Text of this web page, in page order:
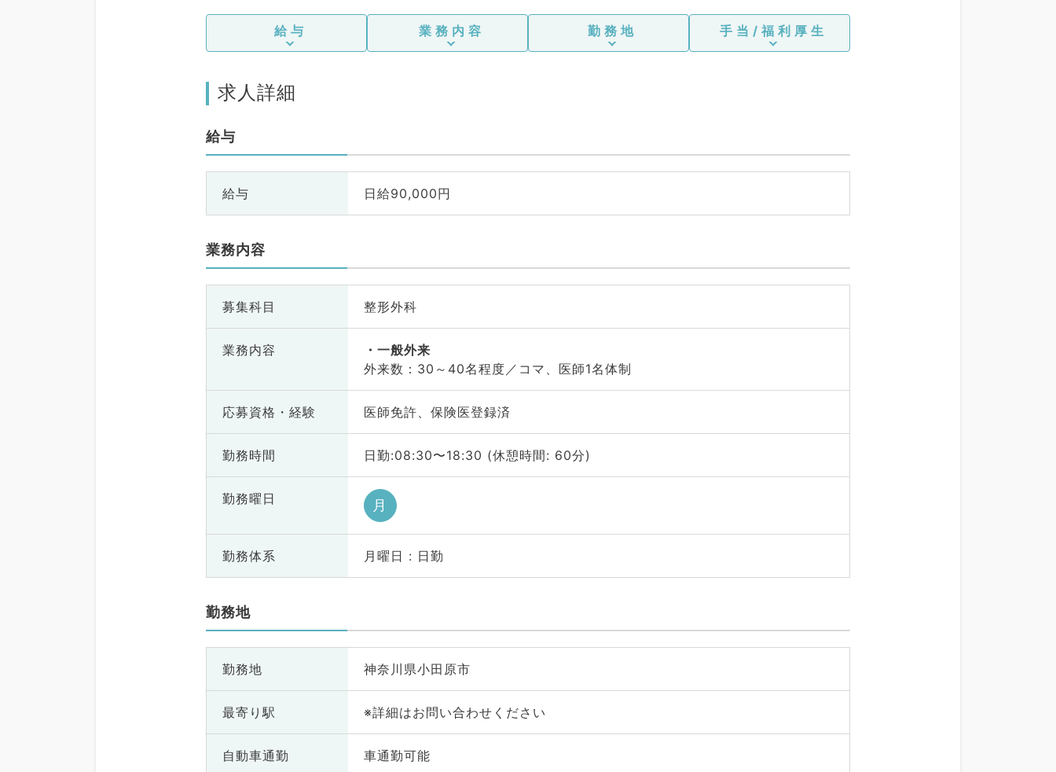
給与 業務内容 勤務地 手当/福利厚生
求人詳細
給与
給与 日給90,000円
業務内容
募集科目 整形外科
業務内容
一般外来
外来数：30～40名程度／コマ、医師1名体制
応募資格・ 経験 医師免許、保険医登録済
勤務時間 日勤:08:30〜18:30 (休憩時間: 60分)
勤務曜日 月
勤務体系 月曜日 : 日勤
勤務地
勤務地 神奈川県小田原市
最寄り駅 ※詳細はお問い合わせください
自動車通勤 車通勤可能